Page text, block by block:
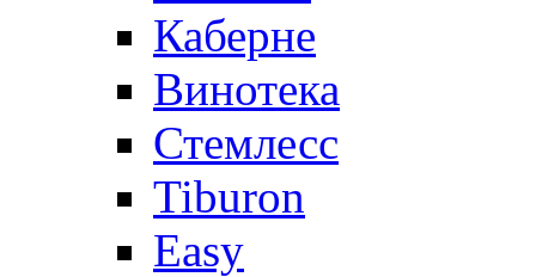
Каберне
Винотека
Стемлесс
Tiburon
Easy